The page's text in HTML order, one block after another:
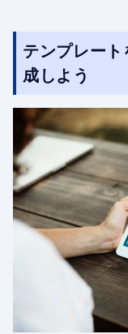
テンプレー
成しよう